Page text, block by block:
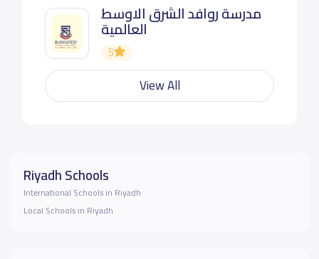
مدرسة روافد الشرق الاوسط
العالمية
5
View All
Riyadh Schools
International Schools in Riyadh
Local Schools in Riyadh